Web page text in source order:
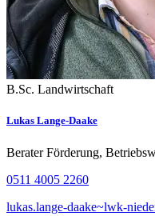
B.Sc. Landwirtschaft
Lukas Lange-Daake
Berater Förderung,
0511 4005 2260
lukas.lange-daake~lwk-